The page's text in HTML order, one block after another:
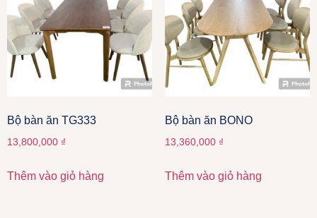
Bộ bàn ăn TG333
13,800,000 ₫
Thêm vào giỏ hàng
Bộ bàn ăn BONO
13,360,000 ₫
Thêm vào giỏ hàng